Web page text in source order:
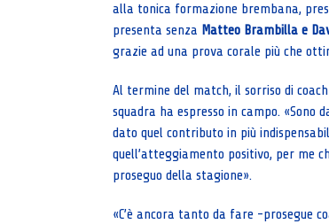
alla tonica formazione brembana,
presenta senza Matteo Brambilla e
grazie ad una prova corale più che
Al termine del match, il sorriso di coach
squadra ha espresso in campo.
dato quel contributo in più
quell’atteggiamento positivo, per me
proseguo della stagione».
«C’è ancora tanto da fare -prosegue